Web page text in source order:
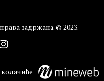
задржана. © 2023.